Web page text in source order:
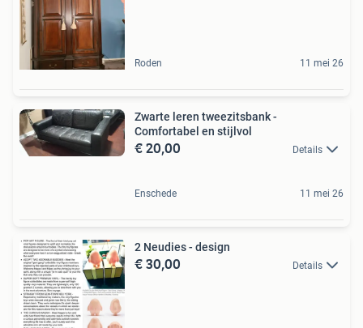
Roden 11 mei 26
Zwarte leren tweezitsbank -
Comfortabel en stijlvol
€ 20,00 Details
Enschede 11 mei 26
2 Neudies - design
€ 30,00 Details